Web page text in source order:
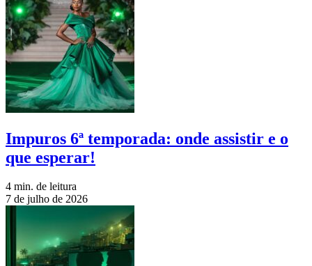
Impuros 6ª temporada: onde assistir e o
que esperar!
4 min. de leitura
7 de julho de 2026